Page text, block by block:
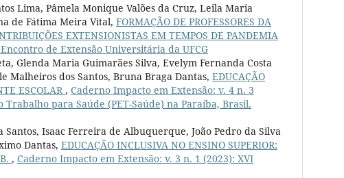
Lima, Pâmela Monique Valões da Cruz, Leila Maria
de Fátima Meira Vital, FORMAÇÃO DE PROFESSORES DA
EXTENSIONISTAS EM TEMPOS DE PANDEMIA
de Extensão Universitária da UFCG
Glenda Maria Guimarães Silva, Evelym Fernanda Costa
Malheiros dos Santos, Bruna Braga Dantas, EDUCAÇÃO
ESCOLAR, Caderno Impacto em Extensão: v. 4 n. 3
para Saúde (PET-Saúde) na Paraíba, Brasil.
Isaac Ferreira de Albuquerque, João Pedro da Silva
Dantas, EDUCAÇÃO INCLUSIVA NO ENSINO SUPERIOR:
, Caderno Impacto em Extensão: v. 3 n. 1 (2023): XVI